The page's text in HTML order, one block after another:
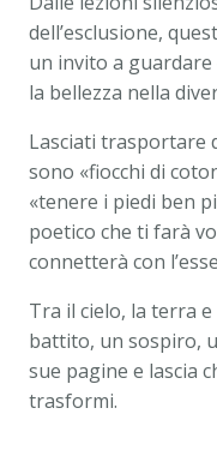
dell’esclusione,
un invito a
la bellezza nella
Lasciati trasportare
sono «fiocchi di
«tenere i piedi ben
poetico che ti farà
connetterà con
Tra il cielo, la terra
battito, un sospiro,
sue pagine e lascia
trasformi.